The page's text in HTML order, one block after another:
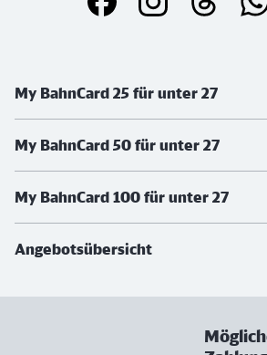
My BahnCard 25 für unter 27
My BahnCard 50 für unter 27
My BahnCard 100 für unter 27
Angebotsübersicht